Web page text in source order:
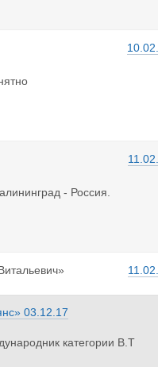
- Россия.
03.12.17
категории В.Т